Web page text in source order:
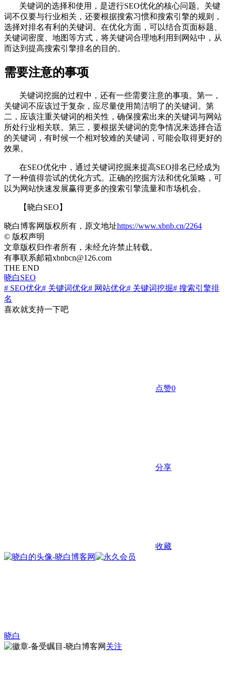
关键词的选择和使用，是进行SEO优化的核心问题。关键
词不仅要与行业相关，还要根据搜索习惯和搜索引擎的规则，
选择对排名有利的关键词。在优化方面，可以结合页面标题、
关键词密度、地图等方式，将关键词合理地利用到网站中，从
而达到提高搜索引擎排名的目的。
需要注意的事项
关键词挖掘的过程中，还有一些需要注意的事项。第一，
关键词不应该过于复杂，应尽量使用简洁明了的关键词。第
二，应该注重关键词的相关性，确保搜索出来的关键词与网站
所处行业相关联。第三，要根据关键词的竞争情况来选择合适
的关键词，有时候一个相对较难的关键词，可能会取得更好的
效果。
在SEO优化中，通过关键词挖掘来提高SEO排名已经成为
了一种值得尝试的优化方式。正确的挖掘方法和优化策略，可
以为网站快速发展赢得更多的搜索引擎流量和市场机会。
【晓白SEO】
晓白博客网版权所有，原文地址https://www.xbnb.cn/2264
© 版权声明
文章版权归作者所有，未经允许禁止转载。
有事联系邮箱xbnbcn@126.com
THE END
晓白SEO
# SEO优化# 关键词优化# 网站优化# 关键词挖掘# 搜索引擎排
名
喜欢就支持一下吧
点赞0
分享
收藏
晓白
关注